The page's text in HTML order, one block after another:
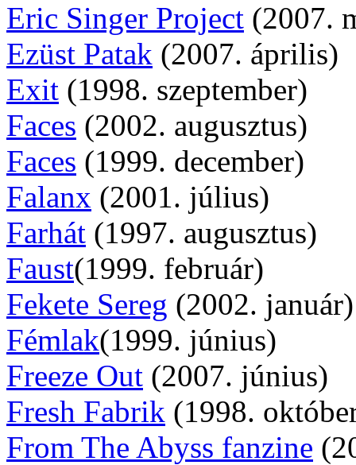
Eric Singer Project (2007.
Ezüst Patak (2007. április)
Exit (1998. szeptember)
Faces (2002. augusztus)
Faces (1999. december)
Falanx (2001. július)
Farhát (1997. augusztus)
Faust(1999. február)
Fekete Sereg (2002. január)
Fémlak(1999. június)
Freeze Out (2007. június)
Fresh Fabrik (1998.
From The Abyss fanzine